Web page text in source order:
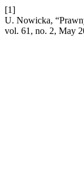
[1]
U. Nowicka,
vol. 61, no. 2, May